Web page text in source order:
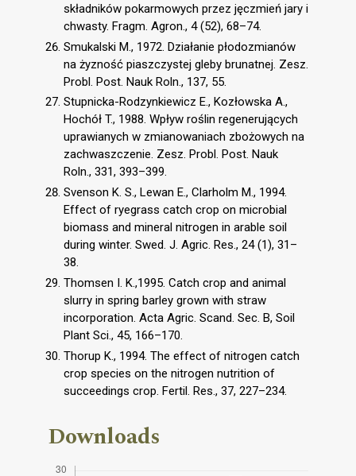
składników pokarmowych przez jęczmień jary i
chwasty. Fragm. Agron., 4 (52), 68–74.
Smukalski M., 1972. Działanie płodozmianów
na żyzność piaszczystej gleby brunatnej. Zesz.
Probl. Post. Nauk Roln., 137, 55.
Stupnicka-Rodzynkiewicz E., Kozłowska A.,
Hochół T., 1988. Wpływ roślin regenerujących
uprawianych w zmianowaniach zbożowych na
zachwaszczenie. Zesz. Probl. Post. Nauk
Roln., 331, 393–399.
Svenson K. S., Lewan E., Clarholm M., 1994.
Effect of ryegrass catch crop on microbial
biomass and mineral nitrogen in arable soil
during winter. Swed. J. Agric. Res., 24 (1), 31–
38.
Thomsen I. K.,1995. Catch crop and animal
slurry in spring barley grown with straw
incorporation. Acta Agric. Scand. Sec. B, Soil
Plant Sci., 45, 166–170.
Thorup K., 1994. The effect of nitrogen catch
crop species on the nitrogen nutrition of
succeedings crop. Fertil. Res., 37, 227–234.
Downloads